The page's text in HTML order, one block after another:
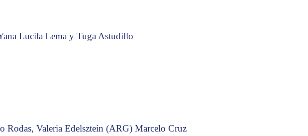
Lucila Lema y Tuga Astudillo
Rodas, Valeria Edelsztein (ARG) Marcelo Cruz